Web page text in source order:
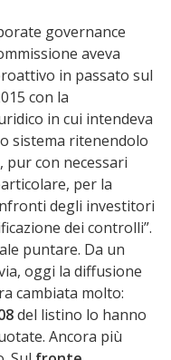
governance
aveva
in passato sul
con la
in cui intendeva
sistema ritenendolo
con necessari
per la
degli investitori
dei controlli”.
puntare. Da un
oggi la diffusione
cambiata molto:
del listino lo hanno
Ancora più